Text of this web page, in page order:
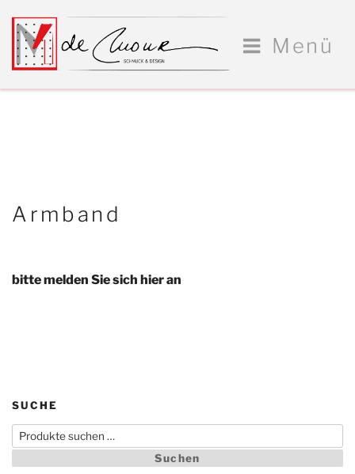
Inhalt
springen
Menü
Armband
bitte melden Sie sich hier an
SUCHE
Suchen
nach:
Suchen